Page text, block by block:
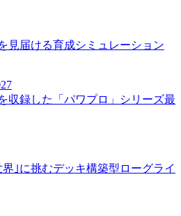
見届ける育成シミュレーション
収録した「パワプロ」シリーズ最
｣に挑むデッキ構築型ローグライ